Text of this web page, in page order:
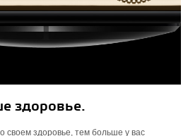
здоровье.
здоровье, тем больше у вас